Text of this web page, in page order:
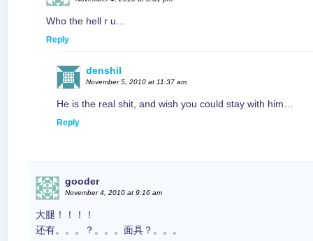
Who the hell r u…
Reply
denshil
November 5, 2010 at 11:37 am
He is the real shit, and wish you could stay with him…
Reply
gooder
November 4, 2010 at 9:16 am
大腿！！！！
还有。。。？。。。面具？。。。